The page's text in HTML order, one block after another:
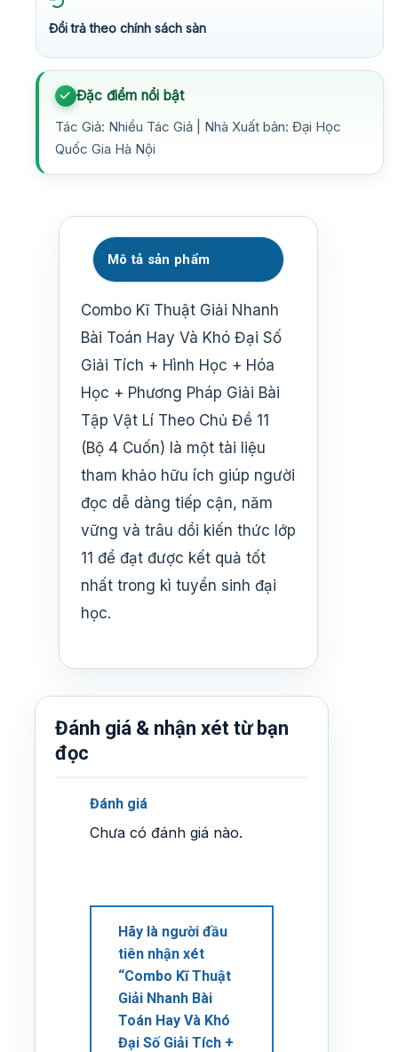
Đổi trả theo chính sách sàn
Đặc điểm nổi bật
Tác Giả: Nhiều Tác Giả | Nhà Xuất bản: Đại Học
Quốc Gia Hà Nội
Mô tả sản phẩm
Combo Kĩ Thuật Giải Nhanh
Bài Toán Hay Và Khó Đại Số
Giải Tích + Hình Học + Hóa
Học + Phương Pháp Giải Bài
Tập Vật Lí Theo Chủ Đề 11
(Bộ 4 Cuốn) là một tài liệu
tham khảo hữu ích giúp người
đọc dễ dàng tiếp cận, năm
vững và trâu dồi kiến thức lớp
11 để đạt được kết quả tốt
nhất trong kì tuyển sinh đại
học.
Đánh giá & nhận xét từ bạn
đọc
Đánh giá
Chưa có đánh giá nào.
Hãy là người đầu
tiên nhận xét
“Combo Kĩ Thuật
Giải Nhanh Bài
Toán Hay Và Khó
Đại Số Giải Tích +